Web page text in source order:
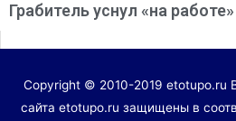
Грабитель уснул «на работе»
Copyright © 2010-2019 etotupo.ru
сайта etotupo.ru защищены в